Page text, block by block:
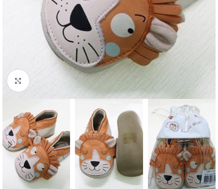
Klick zum Vergrößern